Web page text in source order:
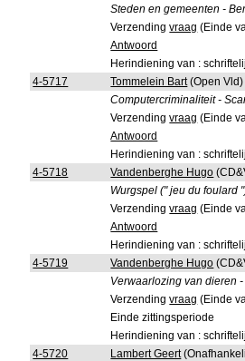
Steden en gemeenten -
Verzendingvraag (Einde
Antwoord
Herindiening van :
4-5717
Tommelein Bart(Open Vld)
Computercriminaliteit -
Verzendingvraag (Einde
Antwoord
Herindiening van :
4-5718
Vandenberghe Hugo
Wurgspel (" jeu du foulard
Verzendingvraag (Einde
Antwoord
Herindiening van :
4-5719
Vandenberghe Hugo
Verwaarlozing van dieren
Verzendingvraag (Einde
Einde zittingsperiode
Herindiening van :
4-5720
Lambert Geert